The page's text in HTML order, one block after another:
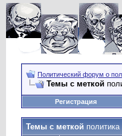
Политический форум о
Темы с меткой
Регистрация
Темы с меткой политика